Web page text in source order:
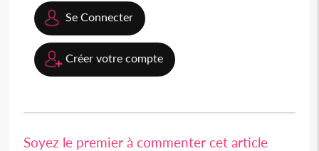
Se Connecter
Créer votre compte
Soyez le premier à commenter cet article